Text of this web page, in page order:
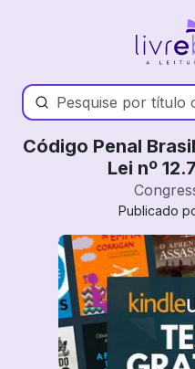
Código Penal
Lei nº
Publicado